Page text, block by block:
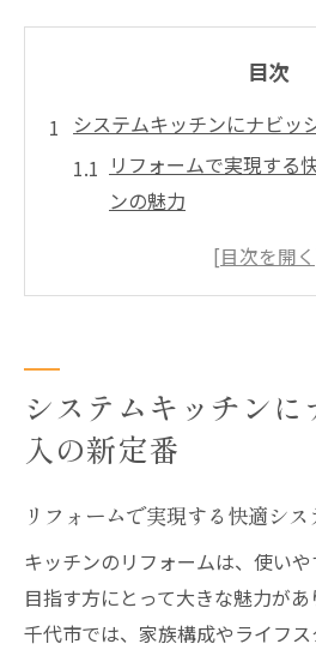
目次
システムキッチンにナビッ
リフォームで実現する
ンの魅力
ナビッシュが叶える衛
快適なキッチンをつく
的な導入法
システムキッチンリフ
ドを解説
省エネと衛生重視ならリフ
リフォームで叶える省
ポイント
システムキッチン
入の新定番
リフォームで実現する快適シ
キッチンのリフォームは、使い
目指す方にとって大きな魅力が
千代市では、家族構成やライフ